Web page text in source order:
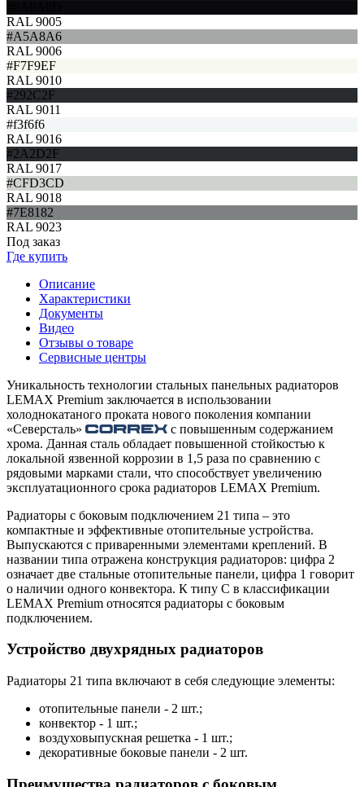
RAL 9005
#A5A8A6
RAL 9006
#F7F9EF
RAL 9010
#292C2F
RAL 9011
#f3f6f6
RAL 9016
#2A2D2F
RAL 9017
#CFD3CD
RAL 9018
#7E8182
RAL 9023
Под заказ
Где купить
Описание
Характеристики
Документы
Видео
Отзывы о товаре
Сервисные центры
Уникальность технологии стальных панельных радиаторов
LEMAX Premium заключается в использовании
холоднокатаного проката нового поколения компании
«Северсталь»
с повышенным содержанием
хрома. Данная сталь обладает повышенной стойкостью к
локальной язвенной коррозии в 1,5 раза по сравнению с
рядовыми марками стали, что способствует увеличению
эксплуатационного срока радиаторов LEMAX Premium.
Радиаторы с боковым подключением 21 типа – это
компактные и эффективные отопительные устройства.
Выпускаются с приваренными элементами креплений. В
названии типа отражена конструкция радиаторов: цифра 2
означает две стальные отопительные панели, цифра 1 говорит
о наличии одного конвектора. К типу C в классификации
LEMAX Premium относятся радиаторы с боковым
подключением.
Устройство двухрядных радиаторов
Радиаторы 21 типа включают в себя следующие элементы:
отопительные панели - 2 шт.;
конвектор - 1 шт.;
воздуховыпускная решетка - 1 шт.;
декоративные боковые панели - 2 шт.